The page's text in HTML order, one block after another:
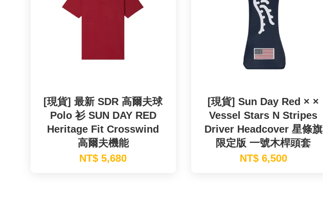
[現貨] 最新 SDR 高爾夫球
Polo 衫 SUN DAY RED
Heritage Fit Crosswind
高爾夫機能
NT$ 5,680
[現貨] Sun Day Red × ×
Vessel Stars N Stripes
Driver Headcover 星條旗
限定版 一號木桿頭套
NT$ 6,500